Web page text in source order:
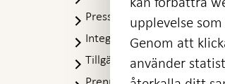
ny
flik
Presskontakt
Integritetspolicy
Tillgänglighetsredogörelse
upplevelse
Genom att
använder